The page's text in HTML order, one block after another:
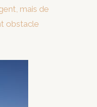
mais de
obstacle